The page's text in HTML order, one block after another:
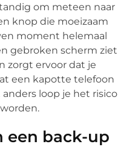
om meteen naar
knop die moeizaam
moment helemaal
gebroken scherm ziet
zorgt ervoor dat je
een kapotte telefoon
loop je het risico
een back-up